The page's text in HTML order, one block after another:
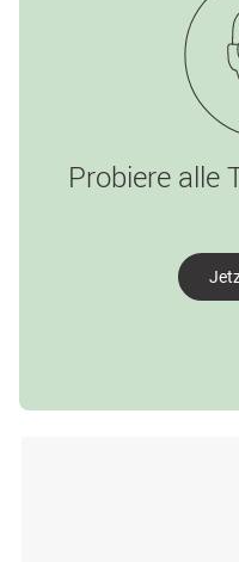
Probiere alle